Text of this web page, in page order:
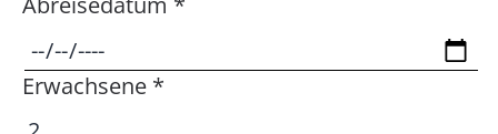
Erwachsene *